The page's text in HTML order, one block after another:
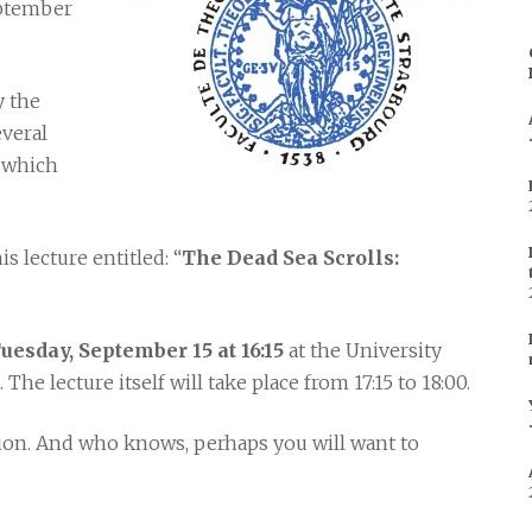
the
lecture entitled: “The Dead Sea Scrolls:
September 15 at 16:15 at the University
lecture itself will take place from 17:15 to 18:00.
And who knows, perhaps you will want to